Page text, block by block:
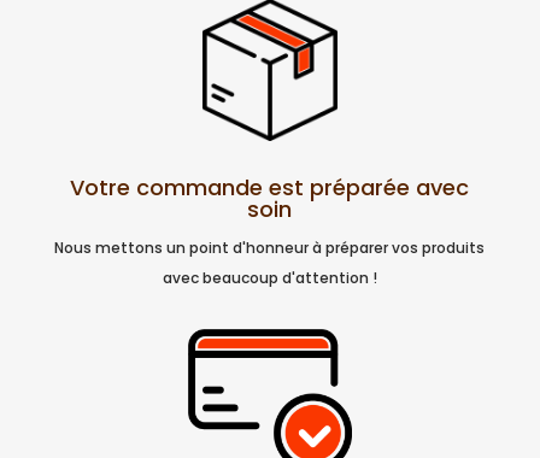
Votre commande est préparée avec
soin
Nous mettons un point d'honneur à préparer vos produits
avec beaucoup d'attention !